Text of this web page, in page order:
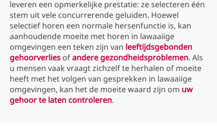
leveren een opmerkelijke prestatie: ze selecteren één
stem uit vele concurrerende geluiden. Hoewel
selectief horen een normale hersenfunctie is, kan
aanhoudende moeite met horen in lawaaiige
omgevingen een teken zijn van leeftijdsgebonden
gehoorverlies ofandere gezondheidsproblemen. Als
u mensen vaak vraagt ​​zichzelf te herhalen of moeite
heeft met het volgen van gesprekken in lawaaiige
omgevingen, kan het de moeite waard zijn om uw
gehoor te laten controleren.